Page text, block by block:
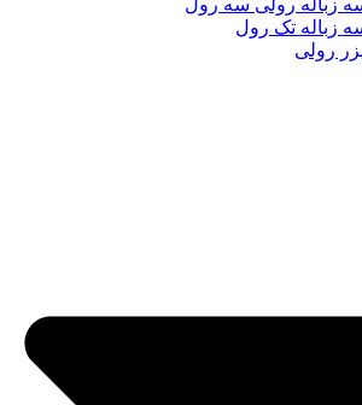
زباله رولی سه رول
زباله تک رول
رولی